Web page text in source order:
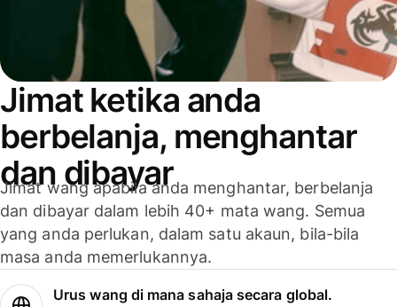
Jimat ketika anda
berbelanja, menghantar
dan dibayar
Jimat wang apabila anda menghantar, berbelanja
dan dibayar dalam lebih 40+ mata wang. Semua
yang anda perlukan, dalam satu akaun, bila-bila
masa anda memerlukannya.
Urus wang di mana sahaja secara global.